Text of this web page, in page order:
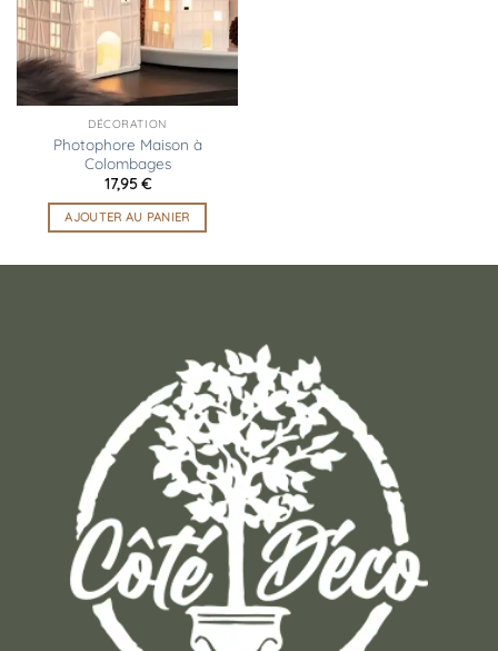
DÉCORATION
Photophore Maison à
Colombages
17,95€
AJOUTER AU PANIER